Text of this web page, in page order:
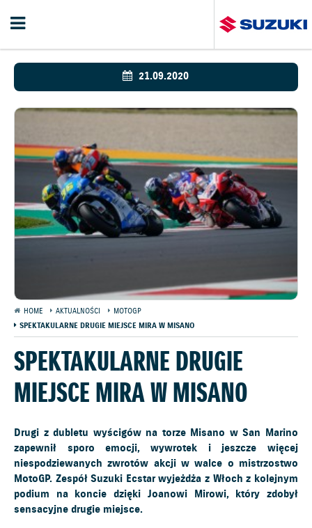
21.09.2020
HOME AKTUALNOŚCI
MOTOGP
SPEKTAKULARNE DRUGIE MIEJSCE MIRA W MISANO
SPEKTAKULARNE DRUGIE
MIEJSCE MIRA W MISANO
Drugi z dubletu wyścigów na torze Misano w San Marino
zapewnił sporo emocji, wywrotek i jeszcze więcej
niespodziewanych zwrotów akcji w walce o mistrzostwo
MotoGP. Zespół Suzuki Ecstar wyjeżdża z Włoch z kolejnym
podium na koncie dzięki Joanowi Mirowi, który zdobył
sensacyjne drugie miejsce.